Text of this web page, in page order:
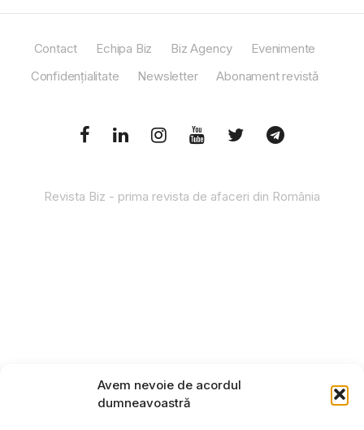
Avem nevoie de acordul
dumneavoastră
Contact Echipa Biz Biz Agency
Evenimente
Confidențialitate
Newsletter Abonament revistă
Revista Biz - prima revista de afaceri din România